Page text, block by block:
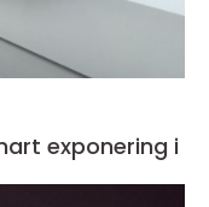
exponering i